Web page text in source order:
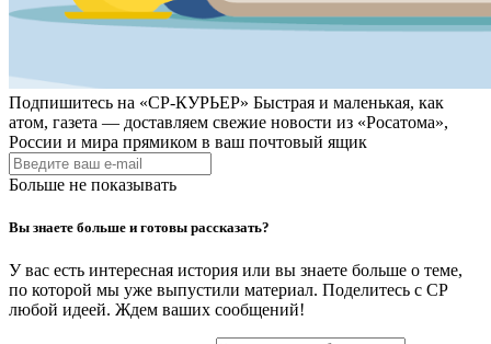
Подпишитесь на «СР-КУРЬЕР» Быстрая и маленькая, как
атом, газета — доставляем свежие новости из «Росатома»,
России и мира прямиком в ваш почтовый ящик
Больше не показывать
Вы знаете больше и готовы рассказать?
У вас есть интересная история или вы знаете больше о теме,
по которой мы уже выпустили материал. Поделитесь с СР
любой идеей. Ждем ваших сообщений!